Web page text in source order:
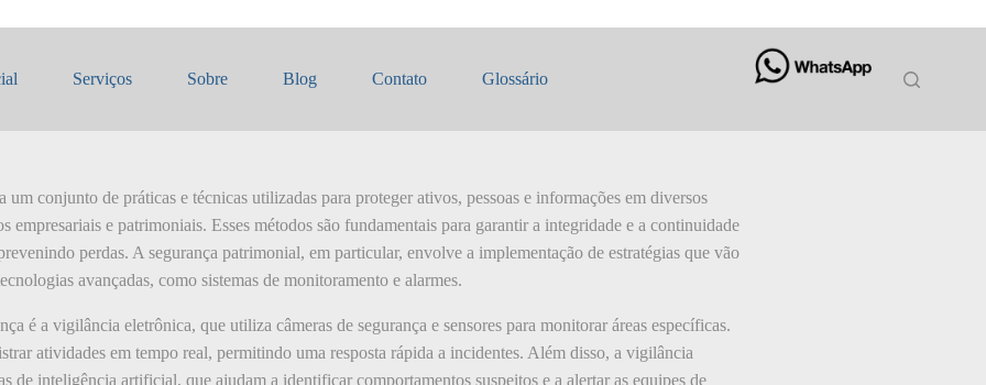
Serviços Sobre Blog Contato Glossário
segurança
um conjunto de práticas e técnicas utilizadas para proteger ativos, pessoas e informações em diversos
empresariais e patrimoniais. Esses métodos são fundamentais para garantir a integridade e a continuidade
perdas. A segurança patrimonial, em particular, envolve a implementação de estratégias que vão
avançadas, como sistemas de monitoramento e alarmes.
é a vigilância eletrônica, que utiliza câmeras de segurança e sensores para monitorar áreas específicas.
atividades em tempo real, permitindo uma resposta rápida a incidentes. Além disso, a vigilância
de inteligência artificial, que ajudam a identificar comportamentos suspeitos e a alertar as equipes de